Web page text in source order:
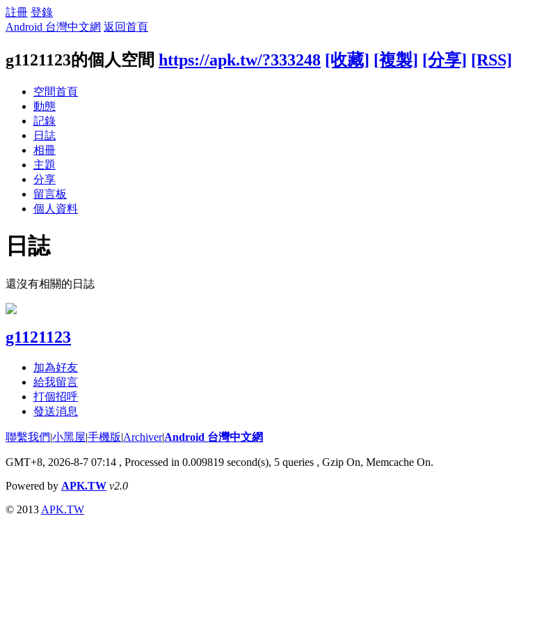
註冊 登錄
Android 台灣中文網 返回首頁
g1121123的個人空間 https://apk.tw/?333248 [收藏] [複製] [分享] [RSS]
空間首頁
動態
記錄
日誌
相冊
主題
分享
留言板
個人資料
日誌
還沒有相關的日誌
g1121123
加為好友
給我留言
打個招呼
發送消息
聯繫我們|小黑屋|手機版|Archiver|Android 台灣中文網
GMT+8, 2026-8-7 07:14 , Processed in 0.009819 second(s), 5 queries , Gzip On, Memcache On.
Powered by APK.TW v2.0
© 2013 APK.TW